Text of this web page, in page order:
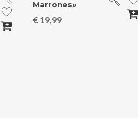
Marrones»
€19,99